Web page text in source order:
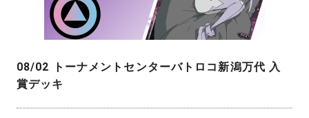
08/02 トーナメントセンターバトロコ新潟万代 入
賞デッキ